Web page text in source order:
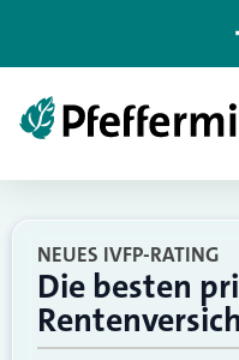
NEUES IVFP-RATING
Die besten